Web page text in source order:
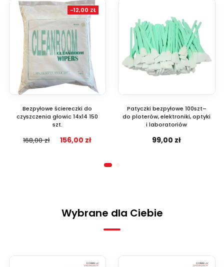
-12,00 ZŁ
Bezpyłowe ściereczki do
czyszczenia głowic 14x14 150
szt.
168,00 zł 156,00 zł
Patyczki bezpyłowe 100szt–
do ploterów, elektroniki, optyki
i laboratoriów
99,00 zł
Wybrane dla Ciebie